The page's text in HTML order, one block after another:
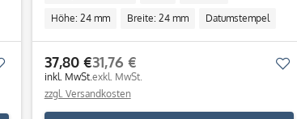
Merken
Höhe: 24 mm Breite: 24 mm Datumstempel
Individuell
37,80 €
inkl. MwSt.
31,76 €
exkl. MwSt.
zzgl. Versandkosten